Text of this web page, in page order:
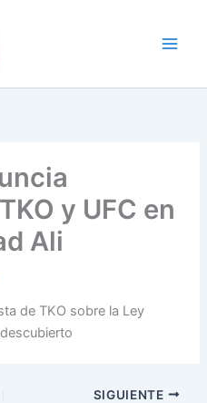
y UFC en
Ali
de TKO sobre la Ley
SIGUIENTE